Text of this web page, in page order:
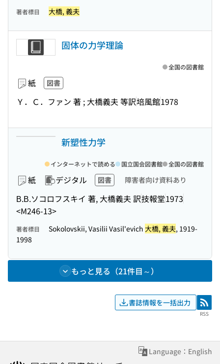
著者標目 大橋, 義夫
固体の力学理論
紙 図書
Ｙ．Ｃ．ファン 著 ; 大橋義夫 等訳培風館1978
全国の図書館
新塑性力学
紙 デジタル 図書 障害者向け資料あり
В.В.ソコロフスキイ 著, 大橋義夫 訳技報堂1973
<M246-13>
インターネットで読める 国立国会図書館 全国の図書館
著者標目 Sokolovskii, Vasilii Vasil'evich 大橋, 義夫, 1919-
1998
もっと見る（21件目～）
書誌情報を一括出力 RSS
RSS
Language：English